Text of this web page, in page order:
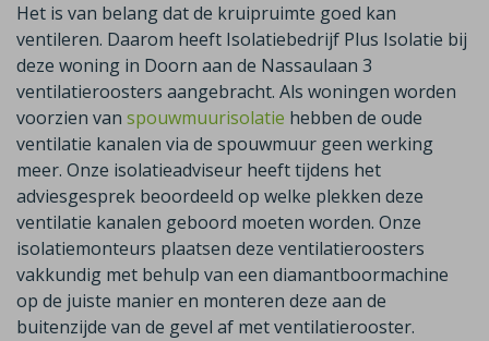
Het is van belang dat de kruipruimte goed kan
ventileren. Daarom heeft Isolatiebedrijf Plus Isolatie bij
deze woning in Doorn aan de Nassaulaan 3
ventilatieroosters aangebracht. Als woningen worden
voorzien van spouwmuurisolatie hebben de oude
ventilatie kanalen via de spouwmuur geen werking
meer. Onze isolatieadviseur heeft tijdens het
adviesgesprek beoordeeld op welke plekken deze
ventilatie kanalen geboord moeten worden. Onze
isolatiemonteurs plaatsen deze ventilatieroosters
vakkundig met behulp van een diamantboormachine
op de juiste manier en monteren deze aan de
buitenzijde van de gevel af met ventilatierooster.